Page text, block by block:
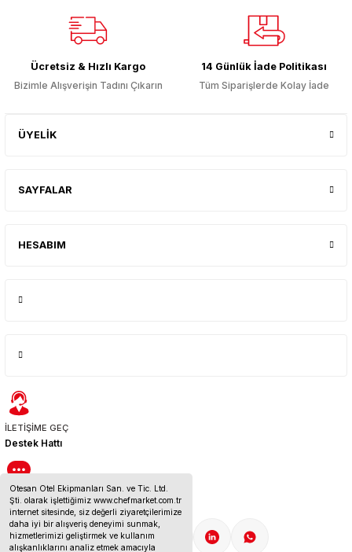
Otesan Otel Ekipmanları San. ve Tic. Ltd.
Şti. olarak işlettiğimiz www.chefmarket.com.tr
internet sitesinde, siz değerli ziyaretçilerimize
daha iyi bir alışveriş deneyimi sunmak,
hizmetlerimizi geliştirmek ve kullanım
alışkanlıklarını analiz etmek amacıyla
Ücretsiz & Hızlı Kargo
Bizimle Alışverişin Tadını Çıkarın
14 Günlük İade Politikası
Tüm Siparişlerde Kolay İade
ÜYELİK
SAYFALAR
HESABIM
İLETİŞİME GEÇ
Destek Hattı
BİZE ULAŞIN
İletişim Bilgileri